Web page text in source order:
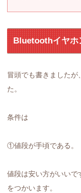
Bluetoothイヤホ
冒頭でも書きましたが
た。
条件は
①値段が手頃である。
値段は安い方がいいで
をつかいます。